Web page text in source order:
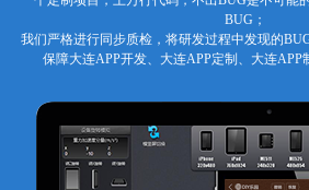
BUG；
我们严格进行同步质检，将研发过程中发现的
保障大连APP开发、大连APP定制、大连APP